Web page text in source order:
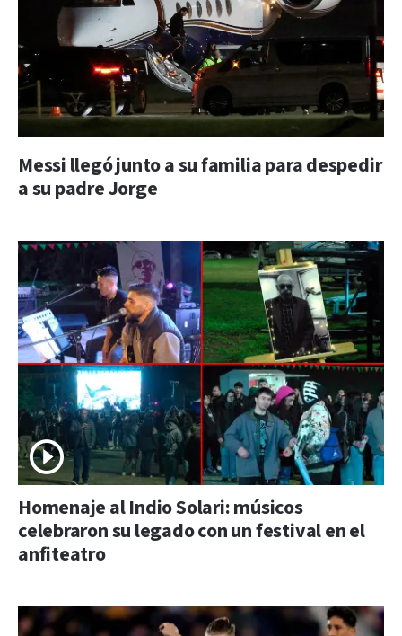
Messi llegó junto a su familia para despedir
a su padre Jorge
Homenaje al Indio Solari: músicos
celebraron su legado con un festival en el
anfiteatro